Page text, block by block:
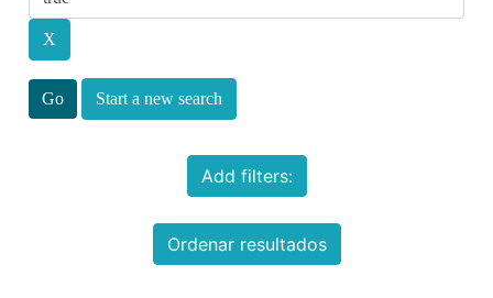
Start a new search
Add filters:
Ordenar resultados